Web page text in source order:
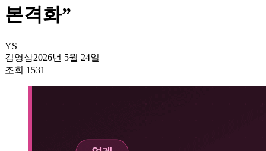
본격화”
YS
김영삼2026년 5월 24일
조회 1531